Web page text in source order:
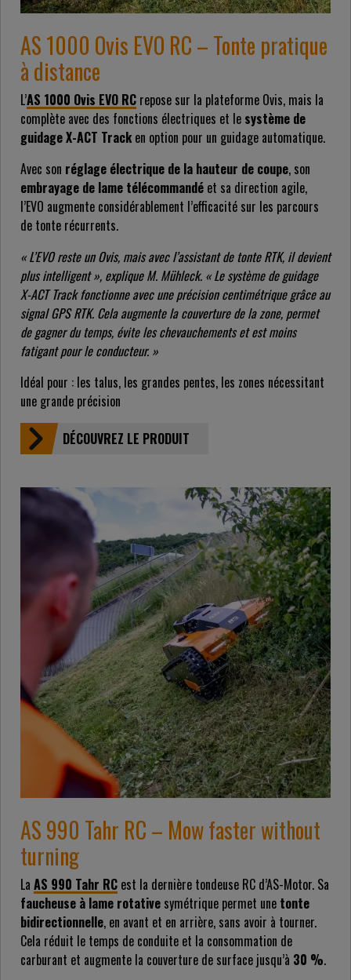
AS 1000 Ovis EVO RC – Tonte pratique
à distance
L’AS 1000 Ovis EVO RC repose sur la plateforme Ovis, mais la
complète avec des fonctions électriques et le système de
guidage X-ACT Track en option pour un guidage automatique.
Avec son réglage électrique de la hauteur de coupe, son
embrayage de lame télécommandé et sa direction agile,
l’EVO augmente considérablement l’efficacité sur les parcours
de tonte récurrents.
« L’EVO reste un Ovis, mais avec l’assistant de tonte RTK, il devient
plus intelligent », explique M. Mühleck. « Le système de guidage
X-ACT Track fonctionne avec une précision centimétrique grâce au
signal GPS RTK. Cela augmente la couverture de la zone, permet
de gagner du temps, évite les chevauchements et est moins
fatigant pour le conducteur. »
Idéal pour : les talus, les grandes pentes, les zones nécessitant
une grande précision
DÉCOUVREZ LE PRODUIT
AS 990 Tahr RC – Mow faster without
turning
La AS 990 Tahr RC est la dernière tondeuse RC d’AS-Motor. Sa
faucheuse à lame rotative symétrique permet une tonte
bidirectionnelle, en avant et en arrière, sans avoir à tourner.
Cela réduit le temps de conduite et la consommation de
carburant et augmente la couverture de surface jusqu’à 30 %.